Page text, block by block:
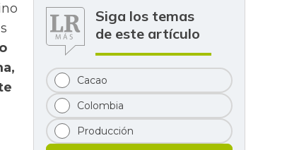
Siga los temas
de este artículo
Cacao
Colombia
Producción